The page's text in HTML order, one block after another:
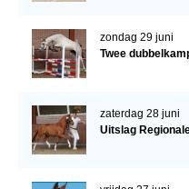
zondag 29 juni
Twee
zaterdag 28 juni
Uitslag